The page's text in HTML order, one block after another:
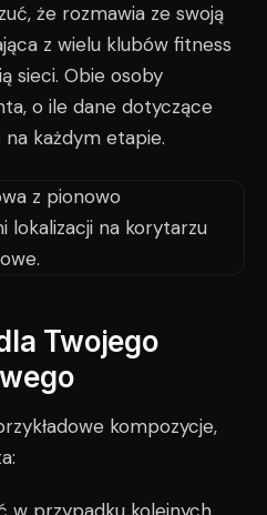
że rozmawia ze swoją
z wielu klubów fitness
sieci. Obie osoby
o ile dane dotyczące
na każdym etapie.
Twojego
kompozycje,